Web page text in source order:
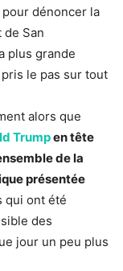
dénoncer la
San
plus grande
le pas sur tout
alors que
Trumpen tête
de la
présentée
qui ont été
des
jour un peu plus